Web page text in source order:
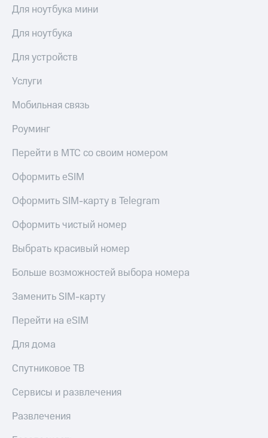
Для ноутбука мини
Для ноутбука
Для устройств
Услуги
Мобильная связь
Роуминг
Перейти в МТС со своим номером
Оформить eSIM
Оформить SIM-карту в Telegram
Оформить чистый номер
Выбрать красивый номер
Больше возможностей выбора номера
Заменить SIM-карту
Перейти на eSIM
Для дома
Спутниковое ТВ
Сервисы и развлечения
Развлечения